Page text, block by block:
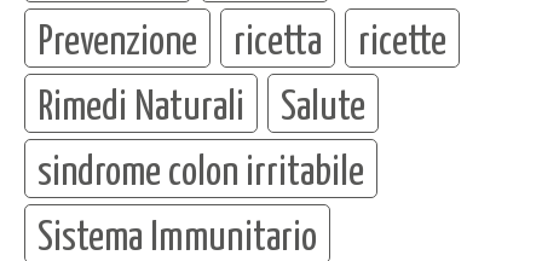
Prevenzione
ricetta
ricette
Rimedi Naturali
Salute
sindrome colon irritabile
Sistema Immunitario